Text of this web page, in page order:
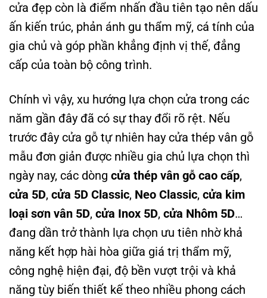
cửa đẹp còn là điểm nhấn đầu tiên tạo nên dấu
ấn kiến trúc, phản ánh gu thẩm mỹ, cá tính của
gia chủ và góp phần khẳng định vị thế, đẳng
cấp của toàn bộ công trình.
Chính vì vậy, xu hướng lựa chọn cửa trong các
năm gần đây đã có sự thay đổi rõ rệt. Nếu
trước đây cửa gỗ tự nhiên hay cửa thép vân gỗ
mẫu đơn giản được nhiều gia chủ lựa chọn thì
ngày nay, các dòng cửa thép vân gỗ cao cấp,
cửa 5D, cửa 5D Classic, Neo Classic, cửa kim
loại sơn vân 5D, cửa Inox 5D, cửa Nhôm 5D…
đang dần trở thành lựa chọn ưu tiên nhờ khả
năng kết hợp hài hòa giữa giá trị thẩm mỹ,
công nghệ hiện đại, độ bền vượt trội và khả
năng tùy biến thiết kế theo nhiều phong cách